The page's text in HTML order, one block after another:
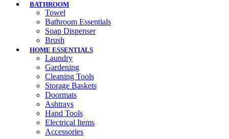
BATHROOM
Towel
Bathroom Essentials
Soap Dispenser
Brush
HOME ESSENTIALS
Laundry
Gardening
Cleaning Tools
Storage Baskets
Doormats
Ashtrays
Hand Tools
Electrical Items
Accessories